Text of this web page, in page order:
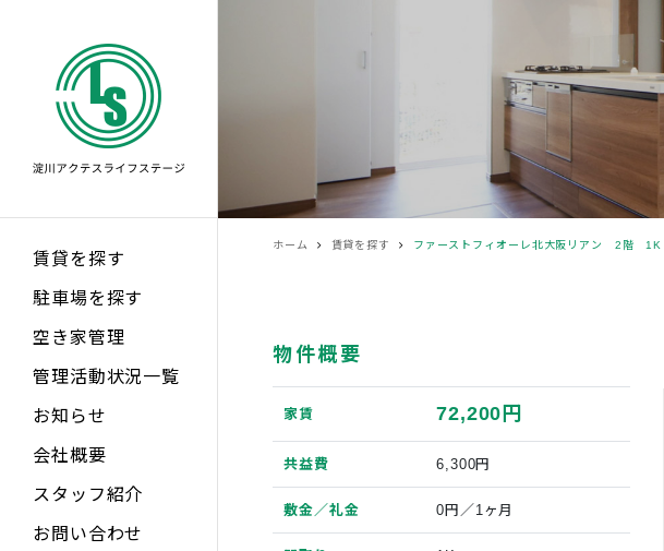
賃貸を探す
駐車場を探す
空き家管理
管理活動状況一覧
お知らせ
会社概要
スタッフ紹介
お問い合わせ
ホーム 賃貸を探す ファーストフィオーレ北大阪リアン 2階 1K
物件概要
家賃 72,200円
共益費 6,300円
敷金／礼金 0円／1ヶ月